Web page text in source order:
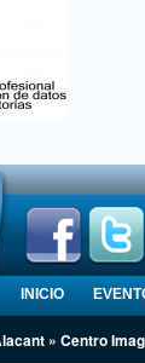
INICIO
» Centro